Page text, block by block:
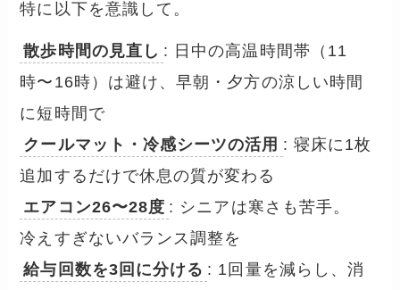
特に以下を意識して。
散歩時間の見直し : 日中の高温時間帯（11
時〜16時）は避け、早朝・夕方の涼しい時間
に短時間で
クールマット・冷感シーツの活用 : 寝床に1枚
追加するだけで休息の質が変わる
エアコン26〜28度 : シニアは寒さも苦手。
冷えすぎないバランス調整を
給与回数を3回に分ける : 1回量を減らし、消